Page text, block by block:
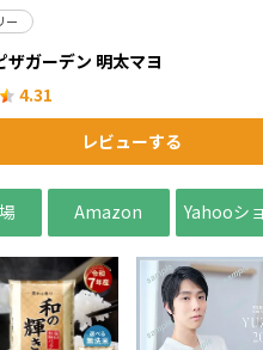
ー
ザガーデン 明太マヨ
4.31
レビューする
Amazon Yahooシ